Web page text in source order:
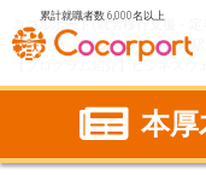
累計就職者数 6,000名以上
ココルポート(就労移行支援・
神奈川県
厚木市 本厚木駅
【プログラム紹介】ビジネスウ
本